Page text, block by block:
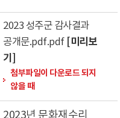
2023 성주군 감사결과
공개문.pdf.pdf [미리보
기]
첨부파일이 다운로드 되지
않을 때
2023년 문화재수리